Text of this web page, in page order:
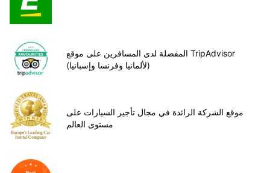
المفضلة لدى المسافرين على موقع TripAdvisor
(لألمانيا وفرنسا وإسبانيا)
موقع الشركة الرائدة في مجال تأجير السيارات على
مستوى العالم